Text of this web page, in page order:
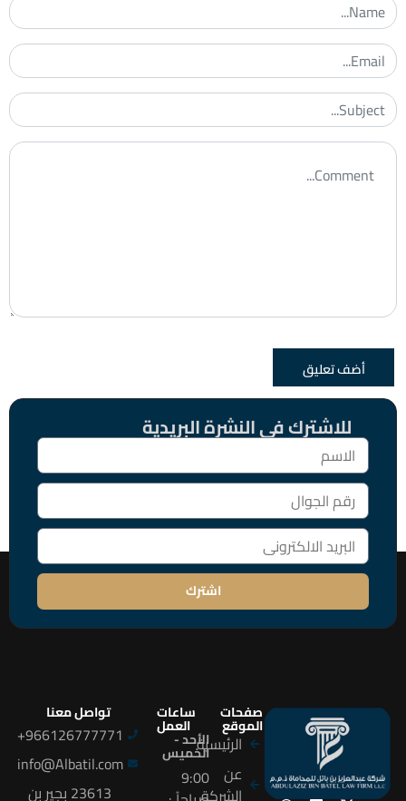
للاشترك فى النشرة البريدية
اشترك
صفحات
الموقع
الرئيسية
عن
الشركة
ساعات
العمل
الأحد -
الخميس
9:00
تواصل معنا
966126777771+
info@Albatil.com
23613 بجير بن